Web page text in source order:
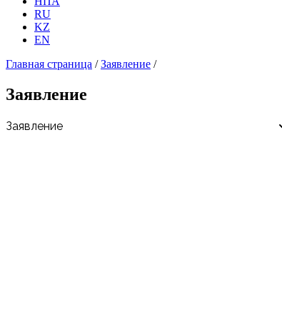
RU
KZ
EN
Главная страница /Заявление /
Заявление